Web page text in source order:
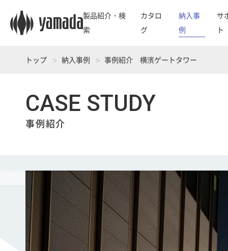
トップ 納入事例 事例紹介 横濱ゲートタワー
製品紹介・検
索
カタロ
グ
納入事
例
サ
ト
CASE STUDY
事例紹介